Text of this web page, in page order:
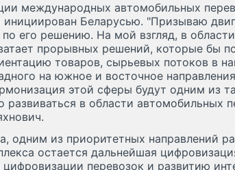
международных автомобильных
Беларусью. "Призываю
его решению. На мой взгляд, в
прорывных решений, которые бы
товаров, сырьевых потоков в
на южное и восточное
этой сферы будут одним из
развиваться в области автомобильных
одним из приоритетных направлений
остается дальнейшая
перевозок и развитию